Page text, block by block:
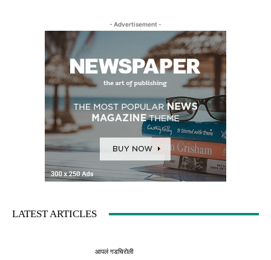
- Advertisement -
LATEST ARTICLES
आपलं गडचिरोली